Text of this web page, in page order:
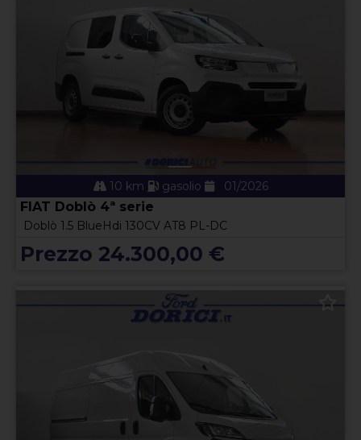
10 km gasolio 01/2026
FIAT Doblò 4ª serie
Doblò 1.5 BlueHdi 130CV AT8 PL-DC
Prezzo 24.300,00 €